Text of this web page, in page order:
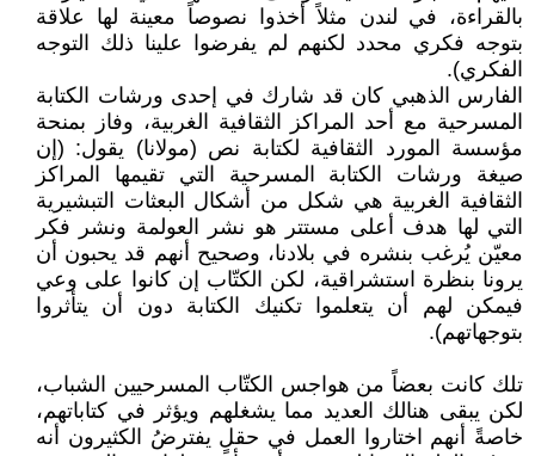
بالقراءة، في لندن مثلاً أخذوا نصوصاً معينة لها علاقة
بتوجه فكري محدد لكنهم لم يفرضوا علينا ذلك التوجه
الفكري).
الفارس الذهبي كان قد شارك في إحدى ورشات الكتابة
المسرحية مع أحد المراكز الثقافية الغربية، وفاز بمنحة
مؤسسة المورد الثقافية لكتابة نص (مولانا) يقول: (إن
صيغة ورشات الكتابة المسرحية التي تقيمها المراكز
الثقافية الغربية هي شكل من أشكال البعثات التبشيرية
التي لها هدف أعلى مستتر هو نشر العولمة ونشر فكر
معيّن يُرغب بنشره في بلادنا، وصحيح أنهم قد يحبون أن
يرونا بنظرة استشراقية، لكن الكتّاب إن كانوا على وعي
فيمكن لهم أن يتعلموا تكنيك الكتابة دون أن يتأثروا
بتوجهاتهم).
تلك كانت بعضاً من هواجس الكتّاب المسرحيين الشباب،
لكن يبقى هنالك العديد مما يشغلهم ويؤثر في كتاباتهم،
خاصةً أنهم اختاروا العمل في حقلٍ يفترضُ الكثيرون أنه